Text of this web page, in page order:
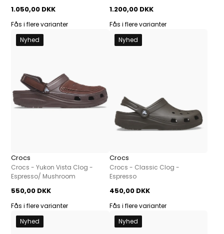
1.050,00 DKK
Fås i flere varianter
1.200,00 DKK
Fås i flere varianter
Nyhed
Crocs
Crocs - Yukon Vista Clog -
Espresso/ Mushroom
550,00 DKK
Fås i flere varianter
Nyhed
Crocs
Crocs - Classic Clog -
Espresso
450,00 DKK
Fås i flere varianter
Nyhed
Nyhed